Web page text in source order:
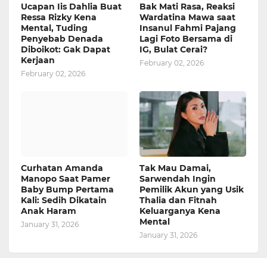
Ucapan Iis Dahlia Buat
Ressa Rizky Kena
Mental, Tuding
Penyebab Denada
Diboikot: Gak Dapat
Kerjaan
February 02, 2026
Bak Mati Rasa, Reaksi
Wardatina Mawa saat
Insanul Fahmi Pajang
Lagi Foto Bersama di
IG, Bulat Cerai?
February 02, 2026
Curhatan Amanda
Manopo Saat Pamer
Baby Bump Pertama
Kali: Sedih Dikatain
Anak Haram
January 31, 2026
Tak Mau Damai,
Sarwendah Ingin
Pemilik Akun yang Usik
Thalia dan Fitnah
Keluarganya Kena
Mental
January 31, 2026